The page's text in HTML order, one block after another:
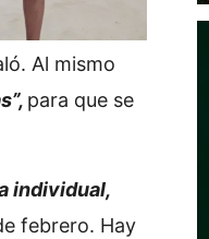
Al mismo
para que se
individual,
febrero. Hay